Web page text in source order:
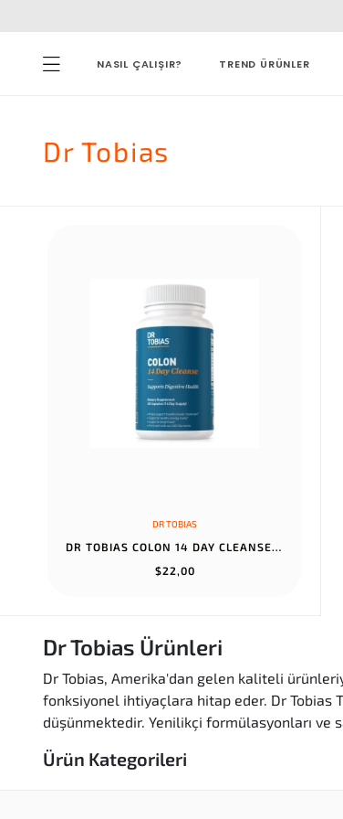
NASIL ÇALIŞIR? TREND ÜRÜNLER
Dr Tobias
DR TOBIAS
DR TOBIAS COLON 14 DAY CLEANSE GUT CLEANSE DETOX NON-GMO 28 CAPSU...
$22,00
Dr Tobias Ürünleri
Dr Tobias, Amerika'dan gelen kaliteli
fonksiyonel ihtiyaçlara hitap eder. Dr Tobias
düşünmektedir. Yenilikçi formülasyonları ve
Ürün Kategorileri